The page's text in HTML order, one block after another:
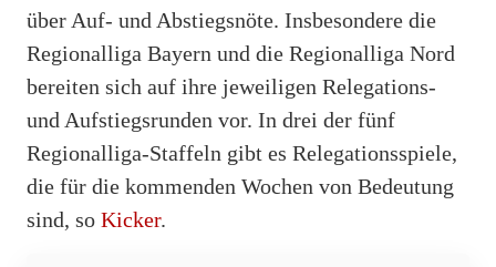
über Auf- und Abstiegsnöte. Insbesondere die
Regionalliga Bayern und die Regionalliga Nord
bereiten sich auf ihre jeweiligen Relegations-
und Aufstiegsrunden vor. In drei der fünf
Regionalliga-Staffeln gibt es Relegationsspiele,
die für die kommenden Wochen von Bedeutung
sind, so Kicker.